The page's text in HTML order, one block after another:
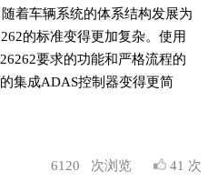
着车辆系统的体系结构发展为
的标准变得更加复杂。使用
要求的功能和严格流程的
集成ADAS控制器变得更简
6120 次浏览 41 次